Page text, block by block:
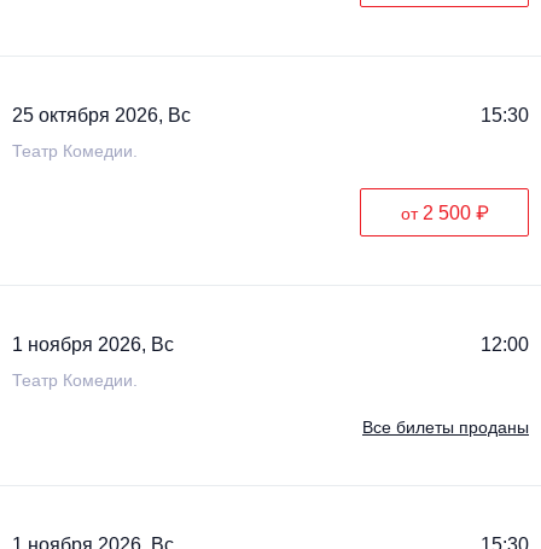
25 октября 2026, Вс 15:30
Театр Комедии.
от 2 500 ₽
1 ноября 2026, Вс 12:00
Театр Комедии.
Все билеты проданы
1 ноября 2026, Вс 15:30